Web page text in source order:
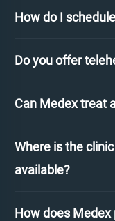
How do I
Do you offer
Can Medex treat
Where is the
available?
How does